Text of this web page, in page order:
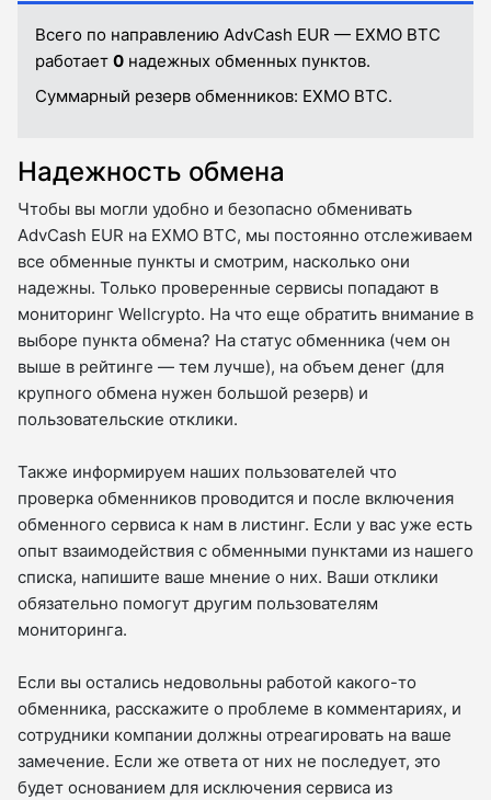
Всего по направлению AdvCash EUR — EXMO BTC
работает 0 надежных обменных пунктов.
Суммарный резерв обменников: EXMO BTC.
Надежность обмена
Чтобы вы могли удобно и безопасно обменивать
AdvCash EUR на EXMO BTC, мы постоянно отслеживаем
все обменные пункты и смотрим, насколько они
надежны. Только проверенные сервисы попадают в
мониторинг Wellcrypto. На что еще обратить внимание в
выборе пункта обмена? На статус обменника (чем он
выше в рейтинге — тем лучше), на объем денег (для
крупного обмена нужен большой резерв) и
пользовательские отклики.
Также информируем наших пользователей что
проверка обменников проводится и после включения
обменного сервиса к нам в листинг. Если у вас уже есть
опыт взаимодействия с обменными пунктами из нашего
списка, напишите ваше мнение о них. Ваши отклики
обязательно помогут другим пользователям
мониторинга.
Если вы остались недовольны работой какого-то
обменника, расскажите о проблеме в комментариях, и
сотрудники компании должны отреагировать на ваше
замечение. Если же ответа от них не последует, это
будет основанием для исключения сервиса из